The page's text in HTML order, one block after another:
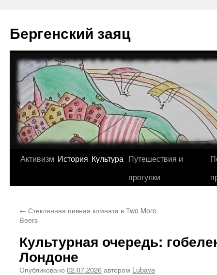
содержимому
Бергенский заяц
Активизм История Культура Путешествия и
прогулки
← Стеклянная пивная комната в Two More
Beers
Культурная очередь:
Лондоне
Опубликовано 02.07.2026автором Lubava